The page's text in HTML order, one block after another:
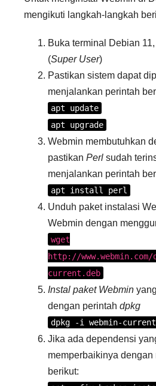
mengikuti langkah-langkah
Buka terminal Debian
(Super User)
Pastikan sistem dapat
menjalankan perintah
apt update
apt upgrade
Webmin membutuhkan
pastikan Perl sudah
menjalankan perintah
apt install perl
Unduh paket instalasi
Webmin dengan
wget
http://www.webmin.com/
current.deb
Instal paket Webmin
dengan perintah dpkg
dpkg -i webmin-
Jika ada dependensi
memperbaikinya
berikut: